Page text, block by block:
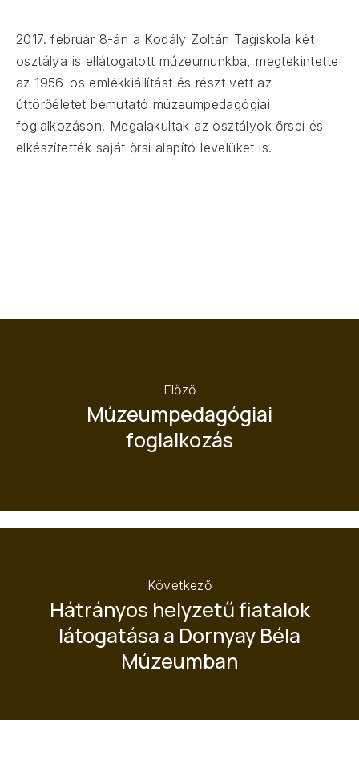
2017. február 8-án a Kodály Zoltán Tagiskola két
osztálya is ellátogatott múzeumunkba, megtekintette
az 1956-os emlékkiállítást és részt vett az
úttörőéletet bemutató múzeumpedagógiai
foglalkozáson. Megalakultak az osztályok őrsei és
elkészítették saját őrsi alapító levelüket is.
Előző
Múzeumpedagógiai
foglalkozás
Következő
Hátrányos helyzetű fiatalok
látogatása a Dornyay Béla
Múzeumban